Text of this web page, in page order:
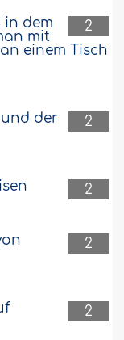
2
in dem
mit
einem Tisch
2
und der
2
2
2